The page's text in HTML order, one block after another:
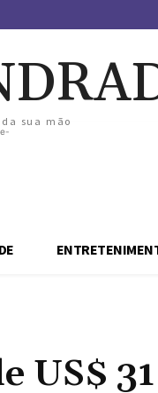
sua mão
US$ 31